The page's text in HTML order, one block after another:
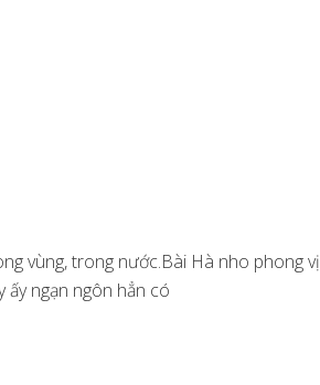
vùng, trong nước.Bài Hà nho phong vị
ấy ngạn ngôn hẳn có